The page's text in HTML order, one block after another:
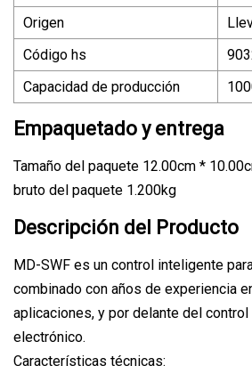
Origen
Código hs
Capacidad de producción
Empaquetado y entrega
Tamaño del paquete 12.00cm *
bruto del paquete 1.200kg
Descripción del Producto
MD-SWF es un control inteligente
combinado con años de experiencia
aplicaciones, y por delante del
electrónico.
Características técnicas: